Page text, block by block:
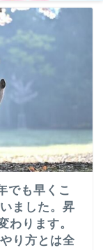
でも早くこ
ました。昇
わります。
り方とは全